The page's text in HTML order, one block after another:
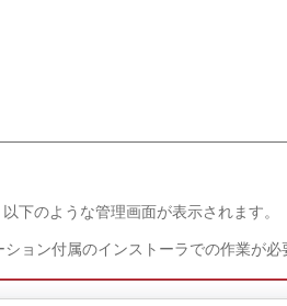
下のような管理画面が表示されます。
ション付属のインストーラでの作業が必